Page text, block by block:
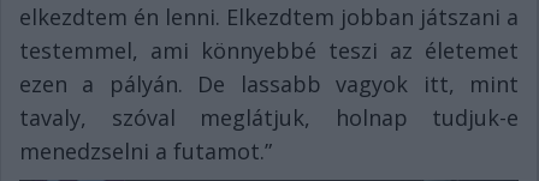
elkezdtem én lenni. Elkezdtem jobban játszani a
testemmel, ami könnyebbé teszi az életemet
ezen a pályán. De lassabb vagyok itt, mint
tavaly, szóval meglátjuk, holnap tudjuk-e
menedzselni a futamot.”